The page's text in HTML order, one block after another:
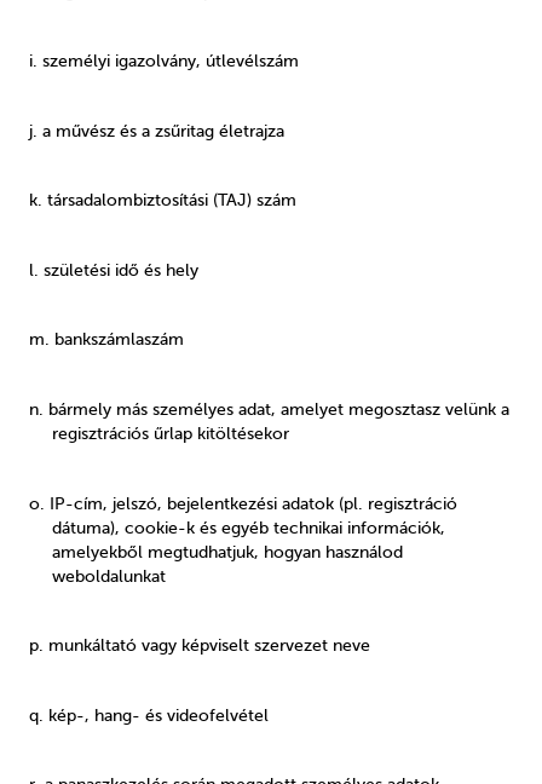
i. személyi igazolvány, útlevélszám
j. a művész és a zsűritag életrajza
k. társadalombiztosítási (TAJ) szám
l. születési idő és hely
m. bankszámlaszám
n. bármely más személyes adat, amelyet megosztasz velünk a
regisztrációs űrlap kitöltésekor
o. IP-cím, jelszó, bejelentkezési adatok (pl. regisztráció
dátuma), cookie-k és egyéb technikai információk,
amelyekből megtudhatjuk, hogyan használod
weboldalunkat
p. munkáltató vagy képviselt szervezet neve
q. kép-, hang- és videofelvétel